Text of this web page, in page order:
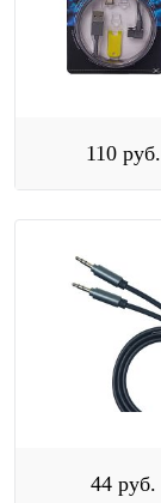
110 руб.
44 руб.